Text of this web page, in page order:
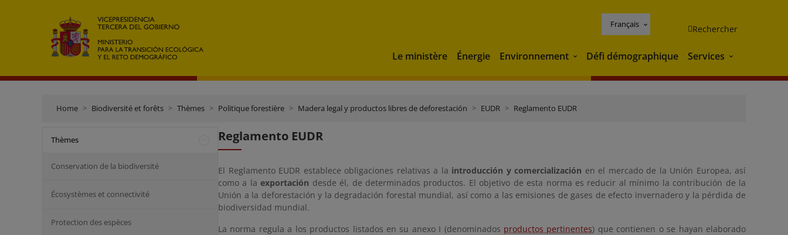
Français Rechercher
Le ministère Énergie Environnement Environnement
Défi démographique Services Services
Home Biodiversité et forêts Thèmes Politique forestière Madera legal y productos libres de deforestación EUDR Reglamento EUDR
Thèmes
Conservation de la biodiversité
Écosystèmes et connectivité
Protection des espèces
Reglamento EUDR
El Reglamento EUDR establece obligaciones relativas a la introducción y comercialización en el mercado de la Unión Europea, así
como a laexportación desde él, de determinados productos. El objetivo de esta norma es reducir al mínimo la contribución de la
Unión a la deforestación y la degradación forestal mundial, así como a las emisiones de gases de efecto invernadero y la pérdida de
biodiversidad mundial.
La norma regula a los productos listados en su anexo I (denominados productos pertinentes) que contienen o se hayan elaborado